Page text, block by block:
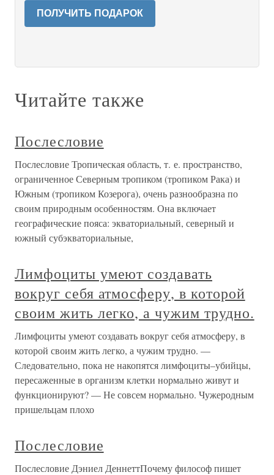
ПОЛУЧИТЬ ПОДАРОК
Читайте также
Послесловие
Послесловие Тропическая область, т. е. пространство,
ограниченное Северным тропиком (тропиком Рака) и
Южным (тропиком Козерога), очень разнообразна по
своим природным особенностям. Она включает
географические пояса: экваториальный, северный и
южный субэкваториальные,
Лимфоциты умеют создавать
вокруг себя атмосферу, в которой
своим жить легко, а чужим трудно.
Лимфоциты умеют создавать вокруг себя атмосферу, в
которой своим жить легко, а чужим трудно. —
Следовательно, пока не накопятся лимфоциты–убийцы,
пересаженные в организм клетки нормально живут и
функционируют? — Не совсем нормально. Чужеродным
пришельцам плохо
Послесловие
Послесловие Дэниел ДеннеттПочему философ пишет